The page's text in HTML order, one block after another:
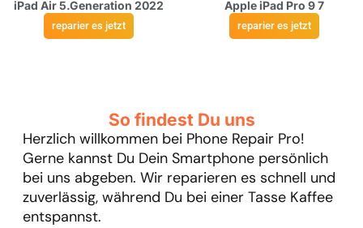
iPad Air 5.Generation 2022
reparier es jetzt
Apple iPad Pro 9 7
reparier es jetzt
So findest Du uns
Herzlich willkommen bei Phone Repair Pro!
Gerne kannst Du Dein Smartphone persönlich
bei uns abgeben. Wir reparieren es schnell und
zuverlässig, während Du bei einer Tasse Kaffee
entspannst.